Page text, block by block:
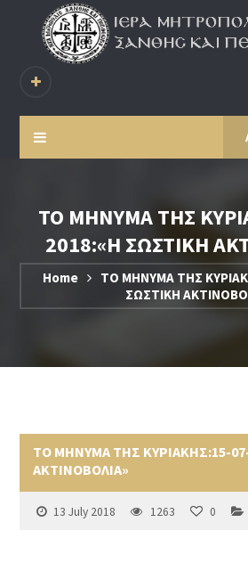
ΤΟ ΜΗΝΥΜΑ ΤΗΣ
2018:«Η ΣΩΣΤΙΚΗ
Home
ΤΟ ΜΗΝΥΜΑ ΤΗΣ
ΣΩΣΤΙΚΗ
ΤΟ ΜΗΝΥΜΑ ΤΗΣ ΚΥΡΙΑΚΗΣ:15-
ΑΚΤΙΝΟΒΟΛΙΑ»
13 July 2018 1263 0